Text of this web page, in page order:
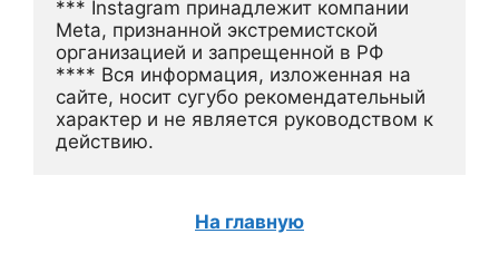
*** Instagram принадлежит компании
Meta, признанной экстремистской
организацией и запрещенной в РФ
**** Вся информация, изложенная на
сайте, носит сугубо рекомендательный
характер и не является руководством к
действию.
На главную